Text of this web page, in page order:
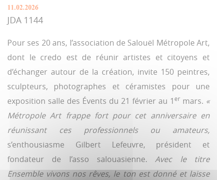
11.02.2026
JDA 1144
Pour ses 20 ans, l’association de Salouël Métropole Art,
dont le credo est de réunir artistes et citoyens et
d’échanger autour de la création, invite 150 peintres,
sculpteurs, photographes et céramistes pour une
exposition salle des Évents du 21 février au 1er mars. «
Métropole Art frappe fort pour cet anniversaire en
réunissant ces professionnels ou amateurs,
s’enthousiasme Gilbert Lefeuvre, président et
fondateur de l’asso salouasienne.Avec le titre
Ensemble vivons nos rêves, le ton est donné et laisse